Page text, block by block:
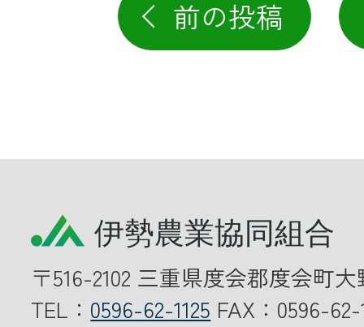
前の投稿
〒516-2102 三重県度会郡度会町
TEL： 0596-62-1125 FAX：0596-62-